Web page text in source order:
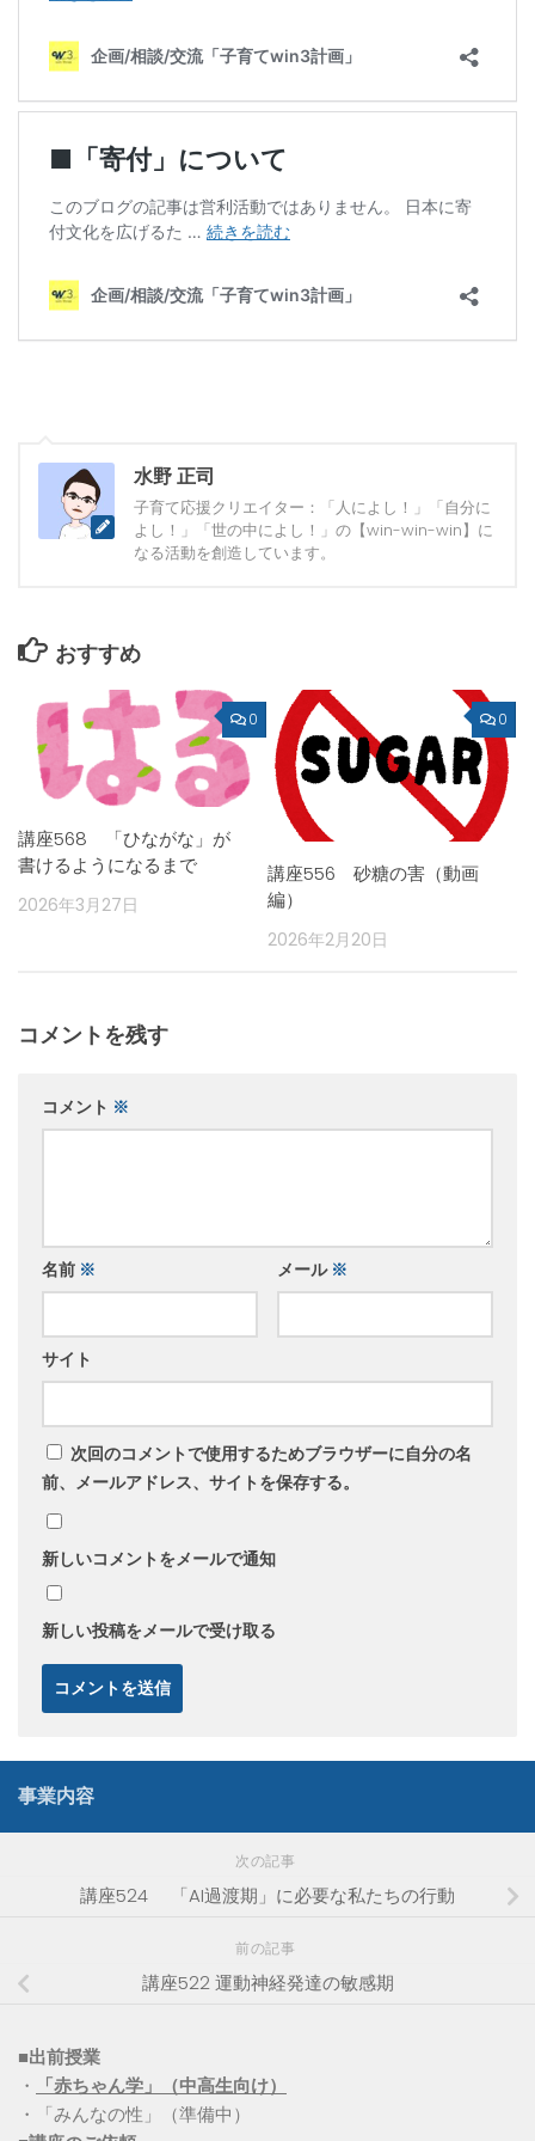
水野 正司
子育て応援クリエイター：「人によし！」「自分に
よし！」「世の中によし！」の【win-win-win】に
なる活動を創造しています。
おすすめ
0
講座568 「ひながな」が
書けるようになるまで
2026年3月27日
0
講座556 砂糖の害（動画
編）
2026年2月20日
コメントを残す
コメント ※
名前 ※ メール ※
サイト
次回のコメントで使用するためブラウザーに自分の名
前、メールアドレス、サイトを保存する。
新しいコメントをメールで通知
新しい投稿をメールで受け取る
事業内容
次の記事
講座524 「AI過渡期」に必要な私たちの行動
前の記事
講座522 運動神経発達の敏感期
■出前授業
・
「赤ちゃん学」（中高生向け）
・「みんなの性」（準備中）